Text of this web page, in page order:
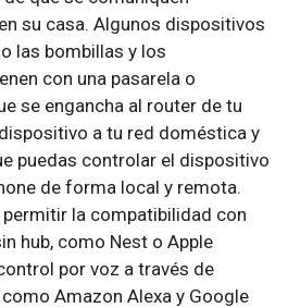
su casa. Algunos dispositivos
las bombillas y los
con una pasarela o
se engancha al router de tu
a tu red doméstica y
puedas controlar el dispositivo
de forma local y remota.
la compatibilidad con
hub, como Nest o Apple
por voz a través de
Amazon Alexa y Google